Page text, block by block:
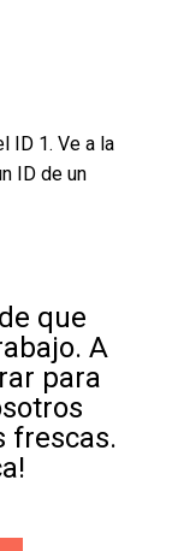
ID 1. Ve a la
ID de un
que
A
para
frescas.